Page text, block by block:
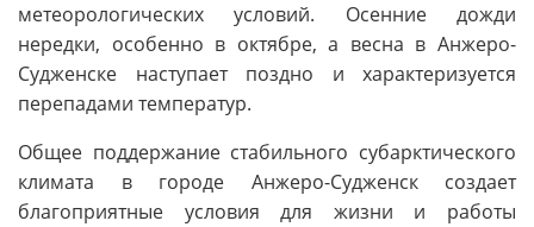
метеорологических условий. Осенние дожди
нередки, особенно в октябре, а весна в Анжеро-
Судженске наступает поздно и характеризуется
перепадами температур.
Общее поддержание стабильного субарктического
климата в городе Анжеро-Судженск создает
благоприятные условия для жизни и работы